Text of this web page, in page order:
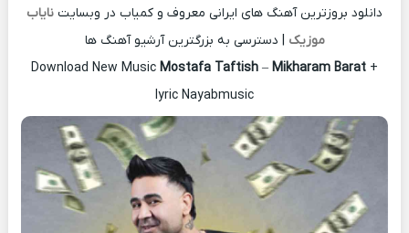
دانلود بروزترین آهنگ های ایرانی معروف و کمیاب در وبسایت نایاب
موزیک | دسترسی به بزرگترین آرشیو آهنگ ها
Download New Music Mostafa Taftish – Mikharam Barat +
lyric Nayabmusic